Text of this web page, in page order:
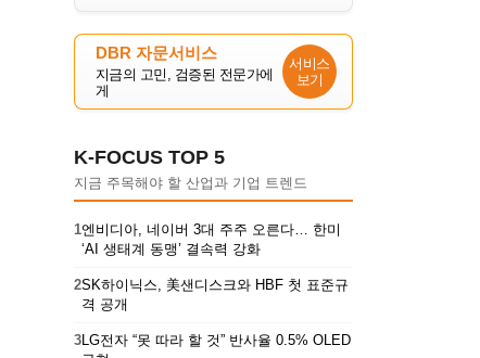
DBR 자문서비스
지금의 고민, 검증된 전문가에
게
서비스
보기
K-FOCUS TOP 5
지금 주목해야 할 산업과 기업 트렌드
1엔비디아, 네이버 3대 주주 오른다… 한미
‘AI 생태계 동맹’ 결속력 강화
2SK하이닉스, 美샌디스크와 HBF 첫 표준규
격 공개
3LG전자 “못 따라 할 것” 반사율 0.5% OLED